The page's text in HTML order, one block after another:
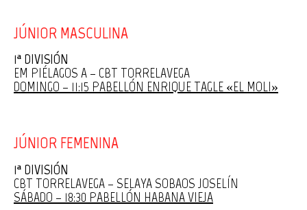
JÚNIOR MASCULINA
1ª DIVISIÓN
EM PIÉLAGOS A – CBT TORRELAVEGA
DOMINGO – 11:15 PABELLÓN ENRIQUE TAGLE «EL MOLI»
JÚNIOR FEMENINA
1ª DIVISIÓN
CBT TORRELAVEGA – SELAYA SOBAOS JOSELÍN
SÁBADO – 18:30 PABELLÓN HABANA VIEJA